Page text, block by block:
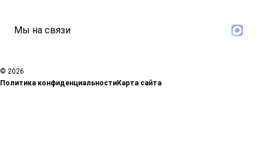
Мы на связи
© 2026
Политика конфиденциальностиКарта сайта